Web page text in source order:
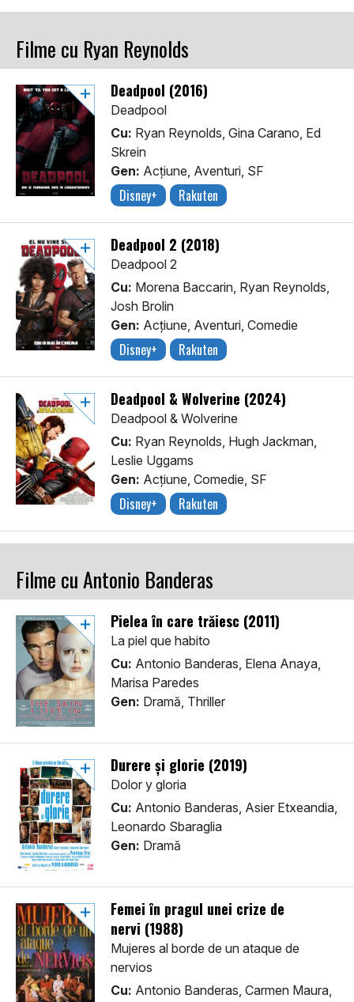
Filme cu Ryan Reynolds
Deadpool (2016)
Deadpool
Cu: Ryan Reynolds, Gina Carano, Ed
Skrein
Gen: Acţiune, Aventuri, SF
Disney+ Rakuten
Deadpool 2 (2018)
Deadpool 2
Cu: Morena Baccarin, Ryan Reynolds,
Josh Brolin
Gen: Acţiune, Aventuri, Comedie
Disney+ Rakuten
Deadpool & Wolverine (2024)
Deadpool & Wolverine
Cu: Ryan Reynolds, Hugh Jackman,
Leslie Uggams
Gen: Acţiune, Comedie, SF
Disney+ Rakuten
Filme cu Antonio Banderas
Pielea în care trăiesc (2011)
La piel que habito
Cu: Antonio Banderas, Elena Anaya,
Marisa Paredes
Gen: Dramă, Thriller
Durere și glorie (2019)
Dolor y gloria
Cu: Antonio Banderas, Asier Etxeandia,
Leonardo Sbaraglia
Gen: Dramă
Femei în pragul unei crize de
nervi (1988)
Mujeres al borde de un ataque de
nervios
Cu: Antonio Banderas, Carmen Maura,